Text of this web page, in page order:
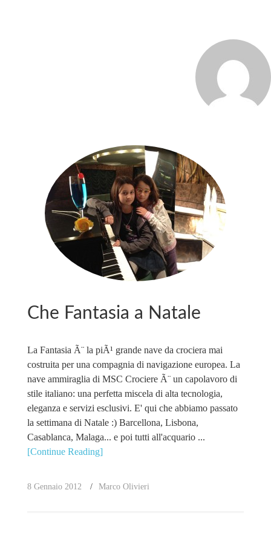
Che Fantasia a Natale
La Fantasia Ã¨ la piÃ¹ grande nave da crociera mai
costruita per una compagnia di navigazione europea. La
nave ammiraglia di MSC Crociere Ã¨ un capolavoro di
stile italiano: una perfetta miscela di alta tecnologia,
eleganza e servizi esclusivi. E' qui che abbiamo passato
la settimana di Natale :) Barcellona, Lisbona,
Casablanca, Malaga... e poi tutti all'acquario ...
[Continue Reading]
8 Gennaio 2012 Marco Olivieri